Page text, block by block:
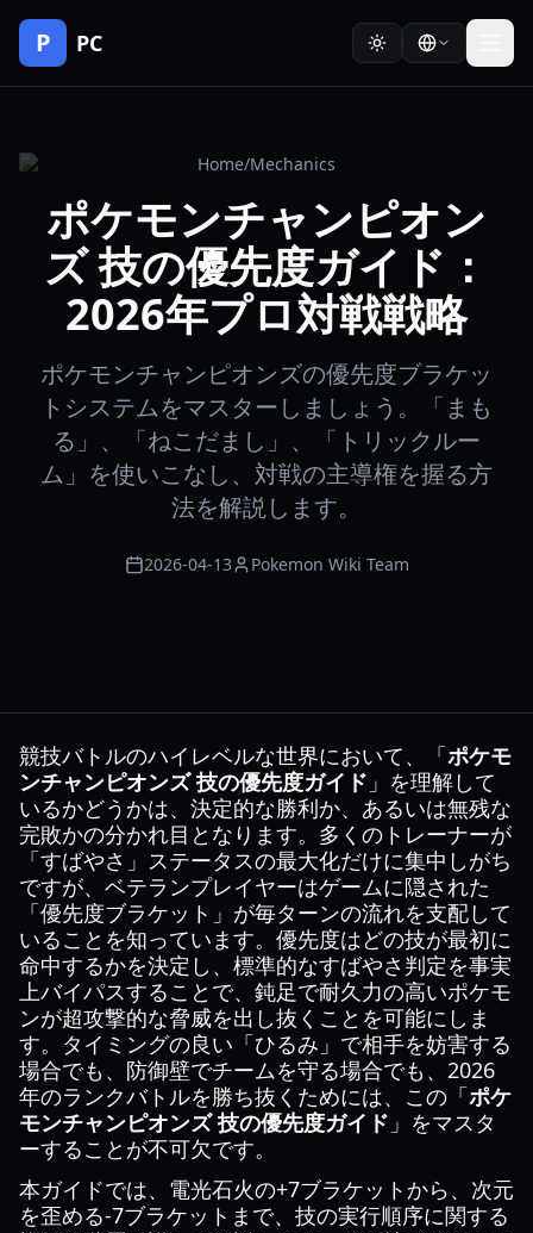
P PC
Home/Mechanics
ポケモンチャンピオン
ズ 技の優先度ガイド：
2026年プロ対戦戦略
ポケモンチャンピオンズの優先度ブラケッ
トシステムをマスターしましょう。「まも
る」、「ねこだまし」、「トリックルー
ム」を使いこなし、対戦の主導権を握る方
法を解説します。
2026-04-13 Pokemon Wiki Team
競技バトルのハイレベルな世界において、「ポケモ
ンチャンピオンズ 技の優先度ガイド 」を理解して
いるかどうかは、決定的な勝利か、あるいは無残な
完敗かの分かれ目となります。多くのトレーナーが
「すばやさ」ステータスの最大化だけに集中しがち
ですが、ベテランプレイヤーはゲームに隠された
「優先度ブラケット」が毎ターンの流れを支配して
いることを知っています。優先度はどの技が最初に
命中するかを決定し、標準的なすばやさ判定を事実
上バイパスすることで、鈍足で耐久力の高いポケモ
ンが超攻撃的な脅威を出し抜くことを可能にしま
す。タイミングの良い「ひるみ」で相手を妨害する
場合でも、防御壁でチームを守る場合でも、2026
年のランクバトルを勝ち抜くためには、この「ポケ
モンチャンピオンズ 技の優先度ガイド 」をマスタ
ーすることが不可欠です。
本ガイドでは、電光石火の+7ブラケットから、次元
を歪める-7ブラケットまで、技の実行順序に関する